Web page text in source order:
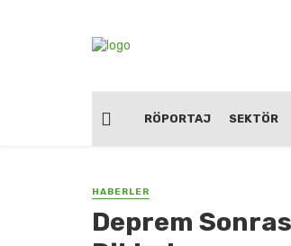
RÖPORTAJ SEKTÖR
HABERLER
Deprem